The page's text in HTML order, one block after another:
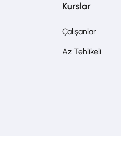
Kurslar
Çalışanlar
Az Tehlikeli